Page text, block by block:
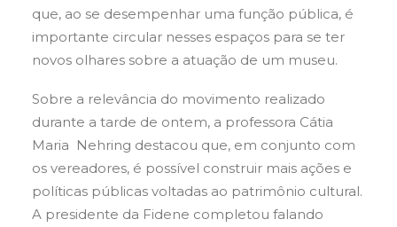
que, ao se desempenhar uma função pública, é
importante circular nesses espaços para se ter
novos olhares sobre a atuação de um museu.
Sobre a relevância do movimento realizado
durante a tarde de ontem, a professora Cátia
Maria Nehring destacou que, em conjunto com
os vereadores, é possível construir mais ações e
políticas públicas voltadas ao patrimônio cultural.
A presidente da Fidene completou falando